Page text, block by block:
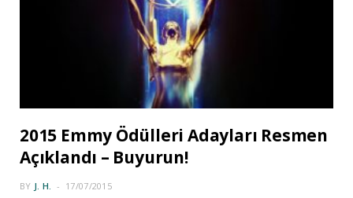
2015 Emmy Ödülleri Adayları Resmen
Açıklandı – Buyurun!
BY J. H. 17/07/2015